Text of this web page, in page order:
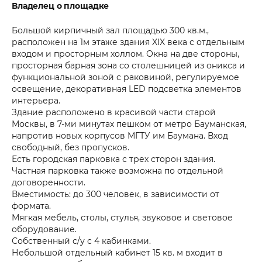
Владелец о площадке
Большой кирпичный зал площадью 300 кв.м.,
расположен на 1м этаже здания XIX века с отдельным
входом и просторным холлом. Окна на две стороны,
просторная барная зона со столешницей из оникса и
функциональной зоной с раковиной, регулируемое
освещение, декоративная LED подсветка элементов
интерьера.
Здание расположено в красивой части старой
Москвы, в 7-ми минутах пешком от метро Бауманская,
напротив новых корпусов МГТУ им Баумана. Вход
свободный, без пропусков.
Есть городская парковка с трех сторон здания.
Частная парковка также возможна по отдельной
договоренности.
Вместимость: до 300 человек, в зависимости от
формата.
Мягкая мебель, столы, стулья, звуковое и световое
оборудование.
Собственный с/у с 4 кабинками.
Небольшой отдельный кабинет 15 кв. м входит в